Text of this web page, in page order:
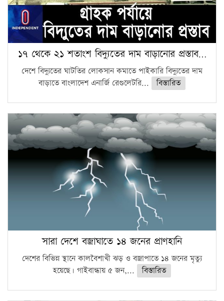
১৭ থেকে ২১ শতাংশ বিদ্যুতের দাম বাড়ানোর প্রস্তাব…
দেশে বিদ্যুতের ঘাটতির লোকসান কমাতে পাইকারি বিদ্যুতের দাম
বাড়াতে বাংলাদেশ এনার্জি রেগুলেটরি...
বিস্তারিত
সারা দেশে বজ্রাঘাতে ১৪ জনের প্রাণহানি
দেশের বিভিন্ন স্থানে কালবৈশাখী ঝড় ও বজ্রাপাতে ১৪ জনের মৃত্যু
হয়েছে। গাইবান্ধায় ৫ জন,...
বিস্তারিত